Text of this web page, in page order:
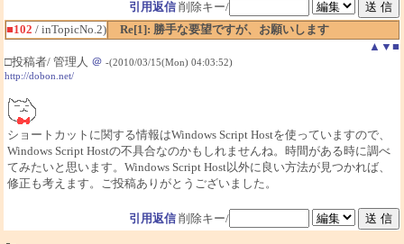
引用返信 削除キー/
■102 / inTopicNo.2)
Re[1]: 勝手な要望ですが、お願いします
▲ ▼ ■
□投稿者/ 管理人 ＠ -(2010/03/15(Mon) 04:03:52)
http://dobon.net/
ショートカットに関する情報はWindows Script Hostを使っていますので、
Windows Script Hostの不具合なのかもしれませんね。時間がある時に調べ
てみたいと思います。Windows Script Host以外に良い方法が見つかれば、
修正も考えます。ご投稿ありがとうございました。
引用返信 削除キー/